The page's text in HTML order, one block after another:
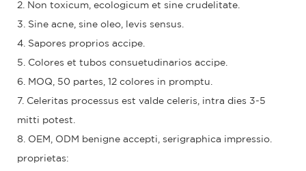
2. Non toxicum, ecologicum et sine crudelitate.
3. Sine acne, sine oleo, levis sensus.
4. Sapores proprios accipe.
5. Colores et tubos consuetudinarios accipe.
6. MOQ, 50 partes, 12 colores in promptu.
7. Celeritas processus est valde celeris, intra dies 3-5
mitti potest.
8. OEM, ODM benigne accepti, serigraphica impressio.
proprietas: